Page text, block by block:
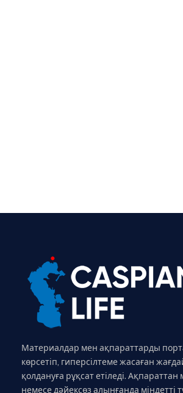
Материалдар мен ақпараттарды
көрсетіп, гиперсілтеме жасаған
қолдануға рұқсат етіледі. Ақпараттан
немесе дәйексөз алынғанда міндетті